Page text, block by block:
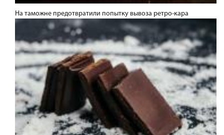
На таможне предотвратили попытку вывоза ретро-кара